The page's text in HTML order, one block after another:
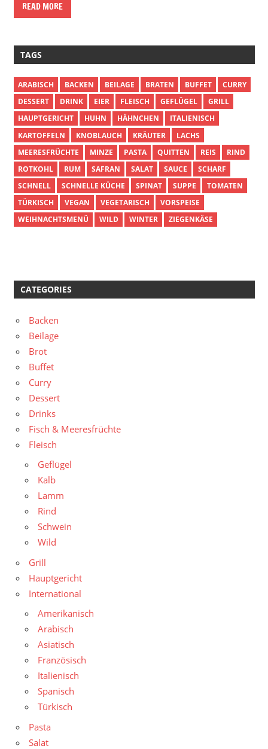
READ MORE
TAGS
ARABISCH BACKEN BEILAGE BRATEN BUFFET
CURRY
DESSERT
DRINK EIER FLEISCH GEFLÜGEL
GRILL
HAUPTGERICHT
HUHN HÄHNCHEN
ITALIENISCH
KARTOFFELN
KNOBLAUCH KRÄUTER
LACHS
MEERESFRÜCHTE
MINZE PASTA QUITTEN REIS
RIND
ROTKOHL
RUM SAFRAN SALAT SAUCE
SCHARF
SCHNELL
SCHNELLE KÜCHE SPINAT SUPPE
TOMATEN
TÜRKISCH
VEGAN VEGETARISCH
VORSPEISE
WEIHNACHTSMENÜ
WILD WINTER ZIEGENKÄSE
CATEGORIES
Backen
Beilage
Brot
Buffet
Curry
Dessert
Drinks
Fisch & Meeresfrüchte
Fleisch
Geflügel
Kalb
Lamm
Rind
Schwein
Wild
Grill
Hauptgericht
International
Amerikanisch
Arabisch
Asiatisch
Französisch
Italienisch
Spanisch
Türkisch
Pasta
Salat